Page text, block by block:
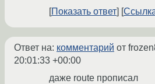
Показать ответ
Ответ на: комментарий от
20:01:33 +00:00
даже route прописал